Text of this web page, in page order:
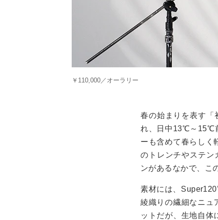
￥110,000／オーラリー
春の始まりを表す「
れ、日中13℃～15℃
ーも含めて春らしく
のトレンチやステ
ンがあるなかで、こ
素材には、
綾織りの繊細なニュ
ットだが、生地自体